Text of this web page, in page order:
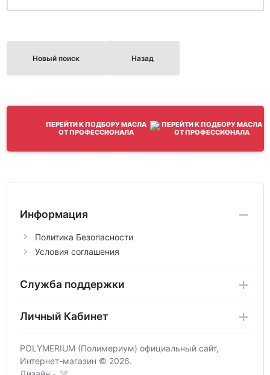
Новый поиск Назад
ПЕРЕЙТИ К ПОДБОРУ МАСЛА
ОТ ПРОФЕССИОНАЛА
Информация
Политика Безопасности
Условия соглашения
Служба поддержки
Личный Кабинет
POLYMERIUM (Полимериум) официальный сайт,
Интернет-магазин © 2026.